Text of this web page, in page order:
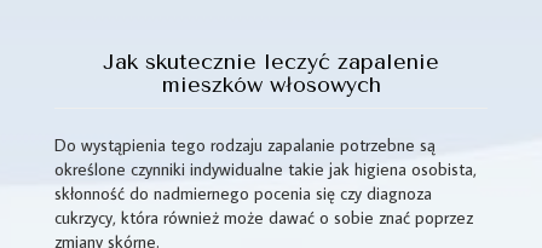
Jak skutecznie leczyć zapalenie
mieszków włosowych
Do wystąpienia tego rodzaju zapalanie potrzebne są
określone czynniki indywidualne takie jak higiena osobista,
skłonność do nadmiernego pocenia się czy diagnoza
cukrzycy, która również może dawać o sobie znać poprzez
zmiany skórne.